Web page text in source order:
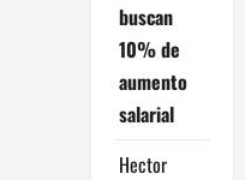
buscan
10% de
aumento
salarial
Hector